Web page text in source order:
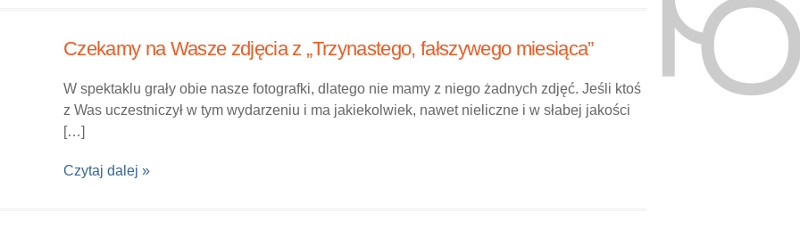
Czekamy na Wasze zdjęcia z „Trzynastego, fałszywego miesiąca”
W spektaklu grały obie nasze fotografki, dlatego nie mamy z niego żadnych zdjęć. Jeśli ktoś
z Was uczestniczył w tym wydarzeniu i ma jakiekolwiek, nawet nieliczne i w słabej jakości
[…]
Czytaj dalej »